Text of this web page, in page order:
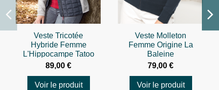
Veste Tricotée
Hybride Femme
L'Hippocampe Tatoo
89,00 €
Voir le produit
Veste Molleton
Femme Origine La
Baleine
79,00 €
Voir le produit